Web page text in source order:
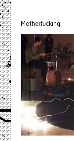
Motherfucking: